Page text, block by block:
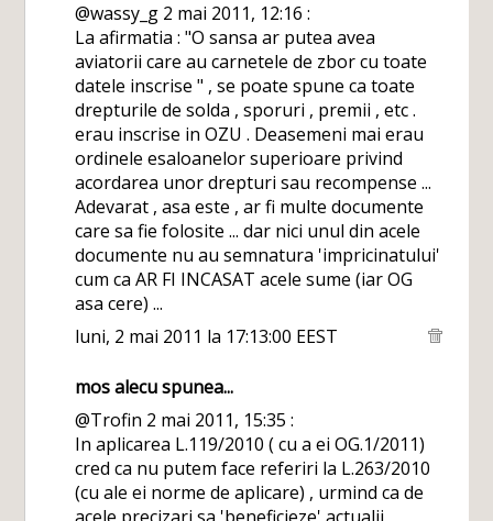
@wassy_g 2 mai 2011, 12:16 :
La afirmatia : "O sansa ar putea avea
aviatorii care au carnetele de zbor cu toate
datele inscrise " , se poate spune ca toate
drepturile de solda , sporuri , premii , etc .
erau inscrise in OZU . Deasemeni mai erau
ordinele esaloanelor superioare privind
acordarea unor drepturi sau recompense ...
Adevarat , asa este , ar fi multe documente
care sa fie folosite ... dar nici unul din acele
documente nu au semnatura 'impricinatului'
cum ca AR FI INCASAT acele sume (iar OG
asa cere) ...
luni, 2 mai 2011 la 17:13:00 EEST
mos alecuspunea...
@Trofin 2 mai 2011, 15:35 :
In aplicarea L.119/2010 ( cu a ei OG.1/2011)
cred ca nu putem face referiri la L.263/2010
(cu ale ei norme de aplicare) , urmind ca de